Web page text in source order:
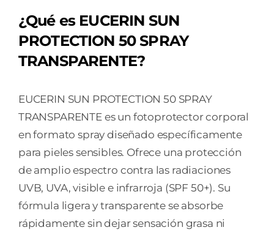
TOUCH
TRANSPARENTE
1
200
ML
cantidad
¿Qué es EUCERIN SUN
PROTECTION 50 SPRAY
TRANSPARENTE?
EUCERIN SUN PROTECTION 50 SPRAY
TRANSPARENTE es un fotoprotector corporal
en formato spray diseñado específicamente
para pieles sensibles. Ofrece una protección
de amplio espectro contra las radiaciones
UVB, UVA, visible e infrarroja (SPF 50+). Su
fórmula ligera y transparente se absorbe
rápidamente sin dejar sensación grasa ni